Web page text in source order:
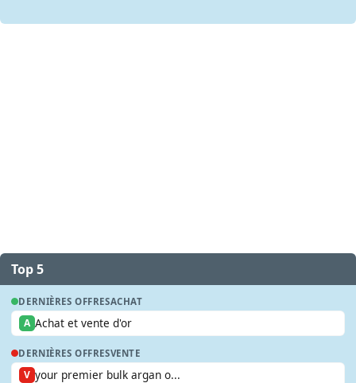
Top 5
DERNIÈRES OFFRESACHAT
A Achat et vente d'or
DERNIÈRES OFFRESVENTE
V your premier bulk argan o...